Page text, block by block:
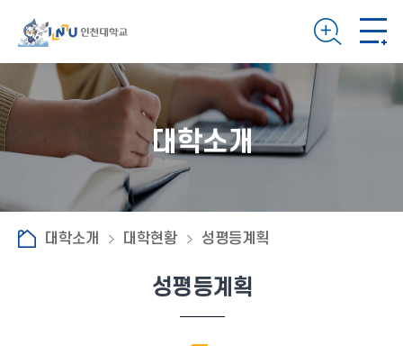
대학소개
대학소개 대학현황 성평등계획
성평등계획